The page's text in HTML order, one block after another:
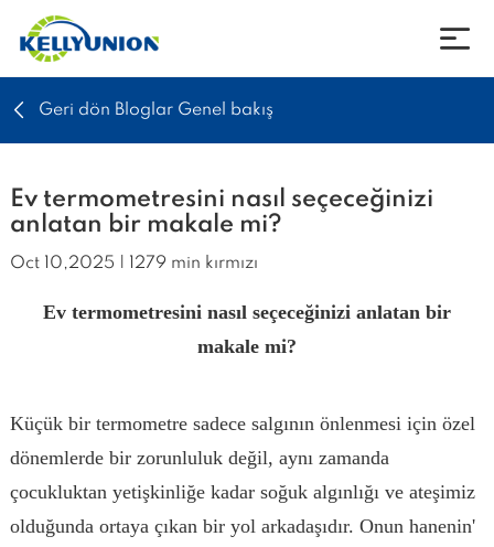
Şirket
Ürünler
Haberler
İndirmek için
Dil
Geri dön Bloglar Genel bakış
Ev termometresini nasıl seçeceğinizi
anlatan bir makale mi?
Oct 10,2025 | 1279 min kırmızı
Ev termometresini nasıl seçeceğinizi anlatan bir
makale mi?
Küçük bir termometre sadece salgının önlenmesi için özel
dönemlerde bir zorunluluk değil, aynı zamanda
çocukluktan yetişkinliğe kadar soğuk algınlığı ve ateşimiz
olduğunda ortaya çıkan bir yol arkadaşıdır. Onun hanenin'